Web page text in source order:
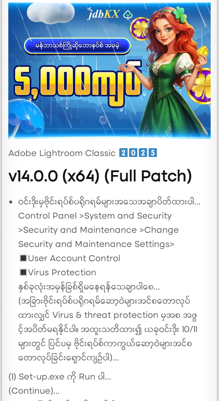
Adobe Lightroom Classic
v14.0.0 (x64) (Full Patch)
ဝင်းဒိုးမှဗိုင်းရပ်စ်ပရိုဂရမ်များအသေအချာပိတ်ထားပါ…
Control Panel >System and Security
>Security and Maintenance >Change
Security and Maintenance Settings>
User Account Control
Virus Protection
နှစ်ခုလုံးအမှန်ခြစ်ရှိမနေရန်သေချာပါစေ…
(အခြားဗိုင်းရပ်စ်ပရိုဂရမ်ဆော့ဝဲများအင်စတောလုပ်
ထားလျှင် Virus & threat protection မှအစ အဖွ
င့်အပိတ်မရနိုင်ပါ။ အထူးသတိထား၍ ယခုဝင်းဒိုး 10/11
များတွင် ပြင်ပမှ ဗိုင်းရပ်စ်ကာကွယ်ဆော့ဝဲများအင်စ
တောလုပ်ခြင်းရှောင်ကျဥ်ပါ)…
(1) Set-up.exe ကို Run ပါ…
(Continue)…